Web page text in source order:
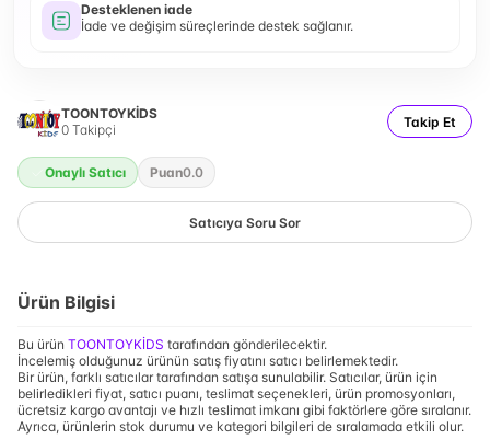
Desteklenen iade
İade ve değişim süreçlerinde destek sağlanır.
TOONTOYKİDS
0 Takipçi Takip Et
Onaylı Satıcı Puan0.0
Satıcıya Soru Sor
Ürün Bilgisi
Bu ürün TOONTOYKİDS tarafından gönderilecektir.
İncelemiş olduğunuz ürünün satış fiyatını satıcı belirlemektedir.
Bir ürün, farklı satıcılar tarafından satışa sunulabilir. Satıcılar, ürün için
belirledikleri fiyat, satıcı puanı, teslimat seçenekleri, ürün promosyonları,
ücretsiz kargo avantajı ve hızlı teslimat imkanı gibi faktörlere göre sıralanır.
Ayrıca, ürünlerin stok durumu ve kategori bilgileri de sıralamada etkili olur.